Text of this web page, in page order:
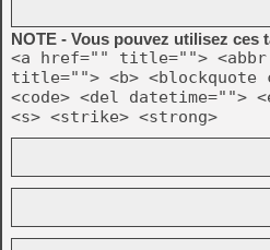
NOTE - Vous pouvez utilisez ces
<a href="" title=""> <abbr
title=""> <b> <blockquote
<code> <del datetime="">
<s> <strike> <strong>